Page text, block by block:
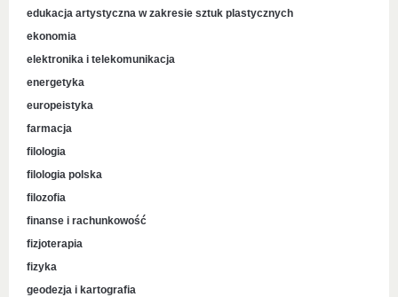
edukacja artystyczna w zakresie sztuk plastycznych
ekonomia
elektronika i telekomunikacja
energetyka
europeistyka
farmacja
filologia
filologia polska
filozofia
finanse i rachunkowość
fizjoterapia
fizyka
geodezja i kartografia